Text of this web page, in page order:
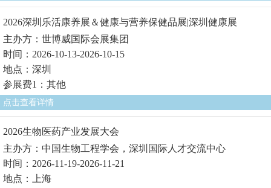
2026深圳乐活康养展＆健康与营养保健品展|深圳健康展
主办方：世博威国际会展集团
时间：2026-10-13-2026-10-15
地点：深圳
参展费1：其他
点击查看详情
2026生物医药产业发展大会
主办方：中国生物工程学会，深圳国际人才交流中心
时间：2026-11-19-2026-11-21
地点：上海